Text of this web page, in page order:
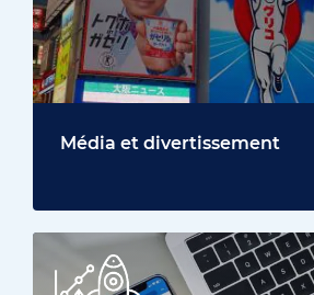
Média et divertissement